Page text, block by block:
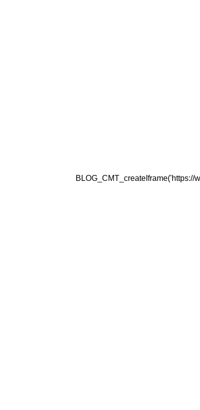
BLOG_CMT_createIframe('https://